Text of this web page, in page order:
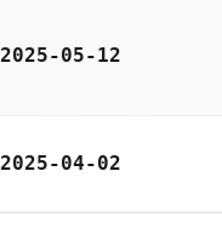
2025-05-12
2025-04-02